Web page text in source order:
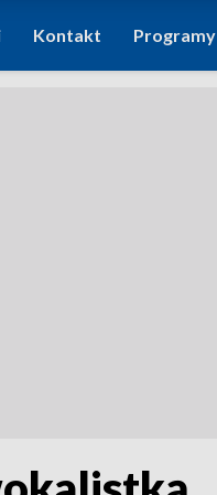
Kontakt Programy